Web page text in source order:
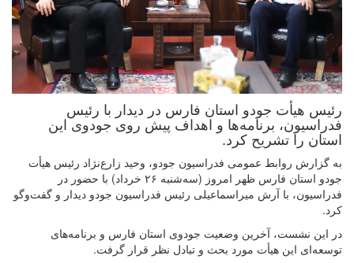
رئیس هیأت جودو استان فارس در دیدار با رئیس
فدراسیون، برنامه‌ها و اهداف پیش روی جودوی این
استان را تشریح کرد.
به گزارش روابط عمومی فدراسیون جودو، وحید زارع‌نژاد رئیس هیأت
جودو استان فارس ظهر امروز (سه‌شنبه ۲۶ خرداد) با حضور در
فدراسیون، با آرش میراسماعیلی رئیس فدراسیون جودو دیدار و گفت‌وگو
کرد.
در این نشست، آخرین وضعیت جودوی استان فارس و برنامه‌های
توسعه‌ای این هیأت مورد بحث و تبادل نظر قرار گرفت.